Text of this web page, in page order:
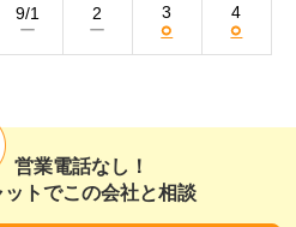
営業電話なし！
ットでこの会社と相談
9/1
ー
2
ー
3
○
4
○
シのポスティングや看板の設
ております。
らのご紹介が多い点も、日々
弊社の強みです。